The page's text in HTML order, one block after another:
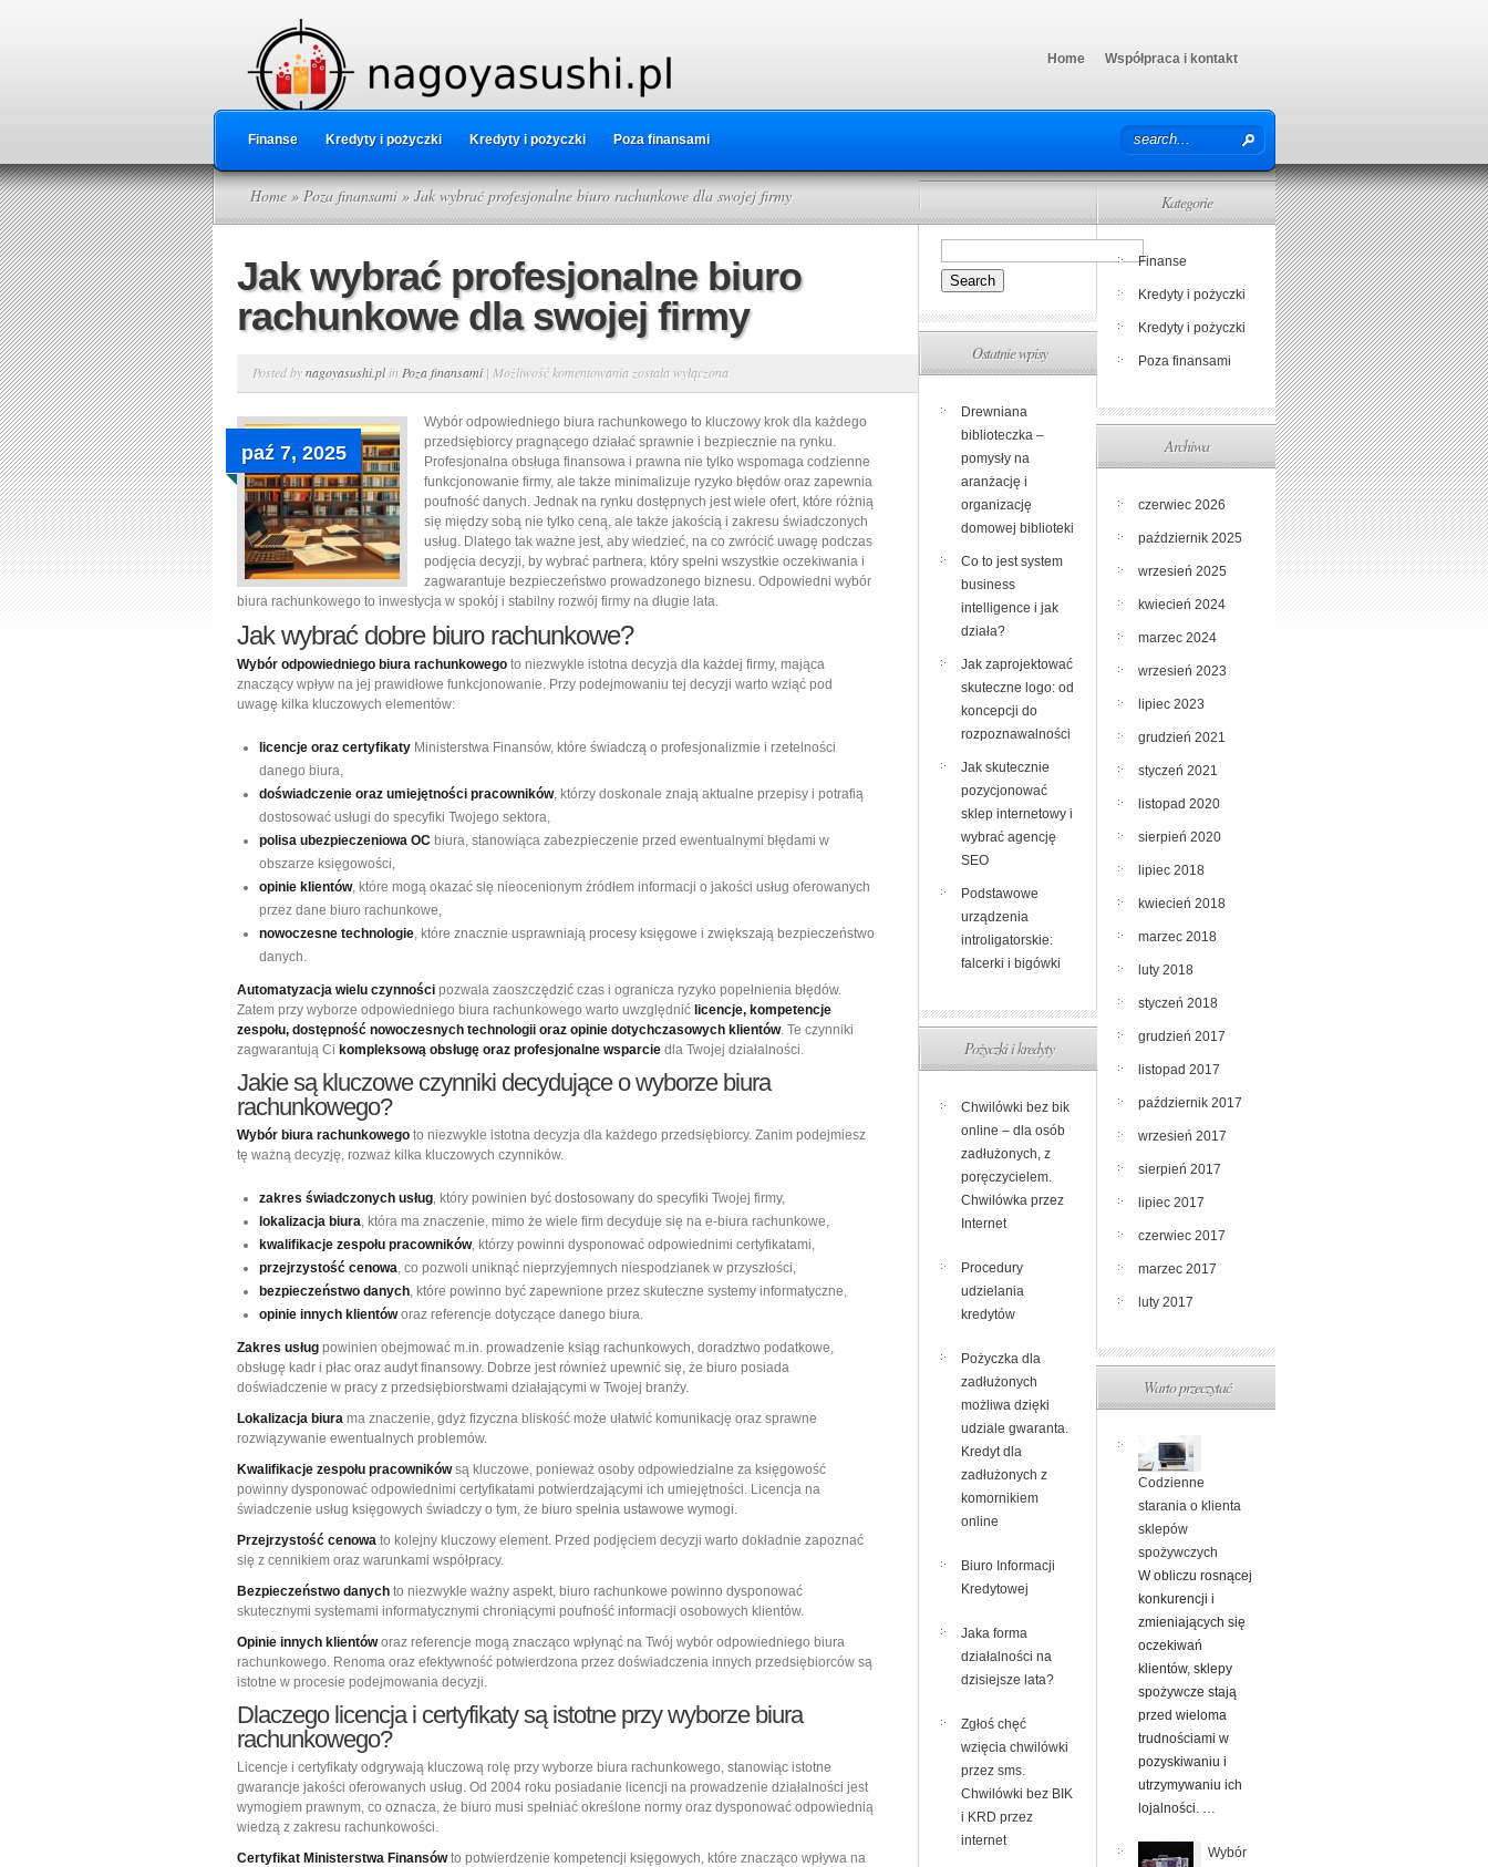
Home Współpraca i kontakt
Finanse Kredyty i pożyczki Kredyty i pożyczki Poza finansami
Home » Poza finansami» Jak wybrać profesjonalne biuro rachunkowe dla swojej firmy
Jak wybrać profesjonalne biuro
rachunkowe dla swojej firmy
Posted bynagoyasushi.plin Poza finansami| Możliwość komentowania Jak
wybrać
profesjonalne
biuro
rachunkowe
dla
swojej
firmy
została wyłączona
paź 7, 2025
Wybór odpowiedniego biura rachunkowego to kluczowy krok dla każdego
przedsiębiorcy pragnącego działać sprawnie i bezpiecznie na rynku.
Profesjonalna obsługa finansowa i prawna nie tylko wspomaga codzienne
funkcjonowanie firmy, ale także minimalizuje ryzyko błędów oraz zapewnia
poufność danych. Jednak na rynku dostępnych jest wiele ofert, które różnią
się między sobą nie tylko ceną, ale także jakością i zakresu świadczonych
usług. Dlatego tak ważne jest, aby wiedzieć, na co zwrócić uwagę podczas
podjęcia decyzji, by wybrać partnera, który spełni wszystkie oczekiwania i
zagwarantuje bezpieczeństwo prowadzonego biznesu. Odpowiedni wybór
biura rachunkowego to inwestycja w spokój i stabilny rozwój firmy na długie lata.
Jak wybrać dobre biuro rachunkowe?
Wybór odpowiedniego biura rachunkowego to niezwykle istotna decyzja dla każdej firmy, mająca
znaczący wpływ na jej prawidłowe funkcjonowanie. Przy podejmowaniu tej decyzji warto wziąć pod
uwagę kilka kluczowych elementów:
licencje oraz certyfikaty Ministerstwa Finansów, które świadczą o profesjonalizmie i rzetelności
danego biura,
doświadczenie oraz umiejętności pracowników, którzy doskonale znają aktualne przepisy i potrafią
dostosować usługi do specyfiki Twojego sektora,
polisa ubezpieczeniowa OC biura, stanowiąca zabezpieczenie przed ewentualnymi błędami w
obszarze księgowości,
opinie klientów, które mogą okazać się nieocenionym źródłem informacji o jakości usług oferowanych
przez dane biuro rachunkowe,
nowoczesne technologie, które znacznie usprawniają procesy księgowe i zwiększają bezpieczeństwo
danych.
Automatyzacja wielu czynności pozwala zaoszczędzić czas i ogranicza ryzyko popełnienia błędów.
Zatem przy wyborze odpowiedniego biura rachunkowego warto uwzględnić licencje, kompetencje
zespołu, dostępność nowoczesnych technologii oraz opinie dotychczasowych klientów. Te czynniki
zagwarantują Ci kompleksową obsługę oraz profesjonalne wsparcie dla Twojej działalności.
Jakie są kluczowe czynniki decydujące o wyborze biura
rachunkowego?
Wybór biura rachunkowego to niezwykle istotna decyzja dla każdego przedsiębiorcy. Zanim podejmiesz
tę ważną decyzję, rozważ kilka kluczowych czynników.
zakres świadczonych usług, który powinien być dostosowany do specyfiki Twojej firmy,
lokalizacja biura, która ma znaczenie, mimo że wiele firm decyduje się na e-biura rachunkowe,
kwalifikacje zespołu pracowników, którzy powinni dysponować odpowiednimi certyfikatami,
przejrzystość cenowa, co pozwoli uniknąć nieprzyjemnych niespodzianek w przyszłości,
bezpieczeństwo danych, które powinno być zapewnione przez skuteczne systemy informatyczne,
opinie innych klientóworaz referencje dotyczące danego biura.
Zakres usług powinien obejmować m.in. prowadzenie ksiąg rachunkowych, doradztwo podatkowe,
obsługę kadr i płac oraz audyt finansowy. Dobrze jest również upewnić się, że biuro posiada
doświadczenie w pracy z przedsiębiorstwami działającymi w Twojej branży.
Lokalizacja biura ma znaczenie, gdyż fizyczna bliskość może ułatwić komunikację oraz sprawne
rozwiązywanie ewentualnych problemów.
Kwalifikacje zespołu pracownikówsą kluczowe, ponieważ osoby odpowiedzialne za księgowość
powinny dysponować odpowiednimi certyfikatami potwierdzającymi ich umiejętności. Licencja na
świadczenie usług księgowych świadczy o tym, że biuro spełnia ustawowe wymogi.
Przejrzystość cenowa to kolejny kluczowy element. Przed podjęciem decyzji warto dokładnie zapoznać
się z cennikiem oraz warunkami współpracy.
Bezpieczeństwo danych to niezwykle ważny aspekt, biuro rachunkowe powinno dysponować
skutecznymi systemami informatycznymi chroniącymi poufność informacji osobowych klientów.
Opinie innych klientóworaz referencje mogą znacząco wpłynąć na Twój wybór odpowiedniego biura
rachunkowego. Renoma oraz efektywność potwierdzona przez doświadczenia innych przedsiębiorców są
istotne w procesie podejmowania decyzji.
Dlaczego licencja i certyfikaty są istotne przy wyborze biura
rachunkowego?
Licencje i certyfikaty odgrywają kluczową rolę przy wyborze biura rachunkowego, stanowiąc istotne
gwarancje jakości oferowanych usług. Od 2004 roku posiadanie licencji na prowadzenie działalności jest
wymogiem prawnym, co oznacza, że biuro musi spełniać określone normy oraz dysponować odpowiednią
wiedzą z zakresu rachunkowości.
Certyfikat Ministerstwa Finansówto potwierdzenie kompetencji księgowych, które znacząco wpływa na
Ostatnie wpisy
Drewniana
biblioteczka –
pomysły na
aranżację i
organizację
domowej biblioteki
Co to jest system
business
intelligence i jak
działa?
Jak zaprojektować
skuteczne logo: od
koncepcji do
rozpoznawalności
Jak skutecznie
pozycjonować
sklep internetowy i
wybrać agencję
SEO
Podstawowe
urządzenia
introligatorskie:
falcerki i bigówki
Pożyczki i kredyty
Chwilówki bez bik
online – dla osób
zadłużonych, z
poręczycielem.
Chwilówka przez
Internet
Procedury
udzielania
kredytów
Pożyczka dla
zadłużonych
możliwa dzięki
udziale gwaranta.
Kredyt dla
zadłużonych z
komornikiem
online
Biuro Informacji
Kredytowej
Jaka forma
działalności na
dzisiejsze lata?
Zgłoś chęć
wzięcia chwilówki
przez sms.
Chwilówki bez BIK
i KRD przez
internet
Kategorie
Finanse
Kredyty i pożyczki
Kredyty i pożyczki
Poza finansami
Archiwa
czerwiec 2026
październik 2025
wrzesień 2025
kwiecień 2024
marzec 2024
wrzesień 2023
lipiec 2023
grudzień 2021
styczeń 2021
listopad 2020
sierpień 2020
lipiec 2018
kwiecień 2018
marzec 2018
luty 2018
styczeń 2018
grudzień 2017
listopad 2017
październik 2017
wrzesień 2017
sierpień 2017
lipiec 2017
czerwiec 2017
marzec 2017
luty 2017
Warto przeczytać
Codzienne
starania o klienta
sklepów
spożywczych
W obliczu rosnącej
konkurencji i
zmieniających się
oczekiwań
klientów, sklepy
spożywcze stają
przed wieloma
trudnościami w
pozyskiwaniu i
utrzymywaniu ich
lojalności. …
Wybór